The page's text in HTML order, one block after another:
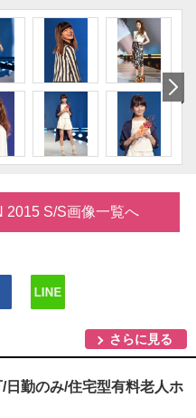
2015 S/S画像一覧へ
さらに見る
日勤のみ/住宅型有料老人ホ